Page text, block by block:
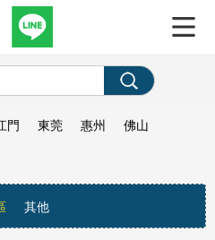
其他
門 東莞 惠州 佛山